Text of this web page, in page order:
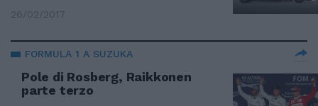
26/02/2017
FORMULA 1 A SUZUKA
Pole di Rosberg, Raikkonen
parte terzo